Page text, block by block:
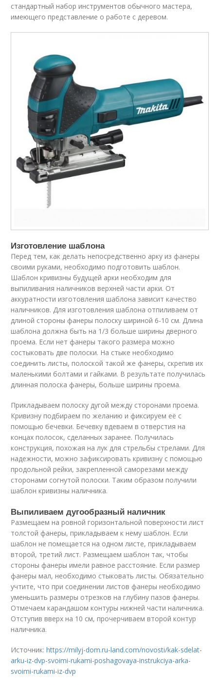
стандартный набор инструментов обычного мастера,
имеющего представление о работе с деревом.
Изготовление шаблона
Перед тем, как делать непосредственно арку из фанеры
своими руками, необходимо подготовить шаблон.
Шаблон кривизны будущей арки необходим для
выпиливания наличников верхней части арки. От
аккуратности изготовления шаблона зависит качество
наличников. Для изготовления шаблона отпиливаем от
длиной стороны фанеры полоску шириной 6-10 см. Длина
шаблона должна быть на 1/3 больше ширины дверного
проема. Если нет фанеры такого размера можно
состыковать две полоски. На стыке необходимо
соединить листы, полоской такой же фанеры, скрепив их
маленькими болтами и гайками. В результате получилась
длинная полоска фанеры, больше ширины проема.
Прикладываем полоску дугой между сторонами проема.
Кривизну подбираем по желанию и фиксируем её с
помощью бечевки. Бечевку вдеваем в отверстия на
концах полосок, сделанных заранее. Получилась
конструкция, похожая на лук для стрельбы стрелами. Для
надежности, можно зафиксировать кривизну с помощью
продольной рейки, закрепленной саморезами между
сторонами согнутой полоски. Таким образом получили
шаблон кривизны наличника.
Выпиливаем дугообразный наличник
Размещаем на ровной горизонтальной поверхности лист
толстой фанеры, прикладываем к нему шаблон. Если
шаблон не помещается на одном листе, прикладываем
второй, третий лист. Размещаем шаблон так, чтобы
стороны фанеры имели равное расстояние. Если размер
фанеры мал, необходимо стыковать листы. Обязательно
учтите, что при соединении листов фанеры необходимо
уменьшить размеры отрезков на глубину пазов фанеры.
Отмечаем карандашом контуры нижней части наличника.
Отступив вверх на 10 см, прочерчиваем второй контур
наличника.
Источник:https://milyj-dom.ru-land.com/novosti/kak-sdelat-
arku-iz-dvp-svoimi-rukami-poshagovaya-instrukciya-arka-
svoimi-rukami-iz-dvp